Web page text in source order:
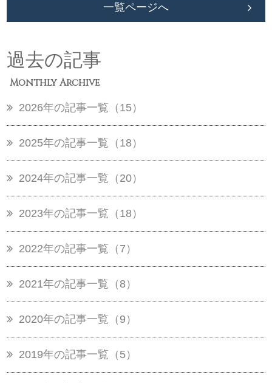
一覧ページへ
過去の記事
Monthly Archive
2026年の記事一覧（15）
2025年の記事一覧（18）
2024年の記事一覧（20）
2023年の記事一覧（18）
2022年の記事一覧（7）
2021年の記事一覧（8）
2020年の記事一覧（9）
2019年の記事一覧（5）